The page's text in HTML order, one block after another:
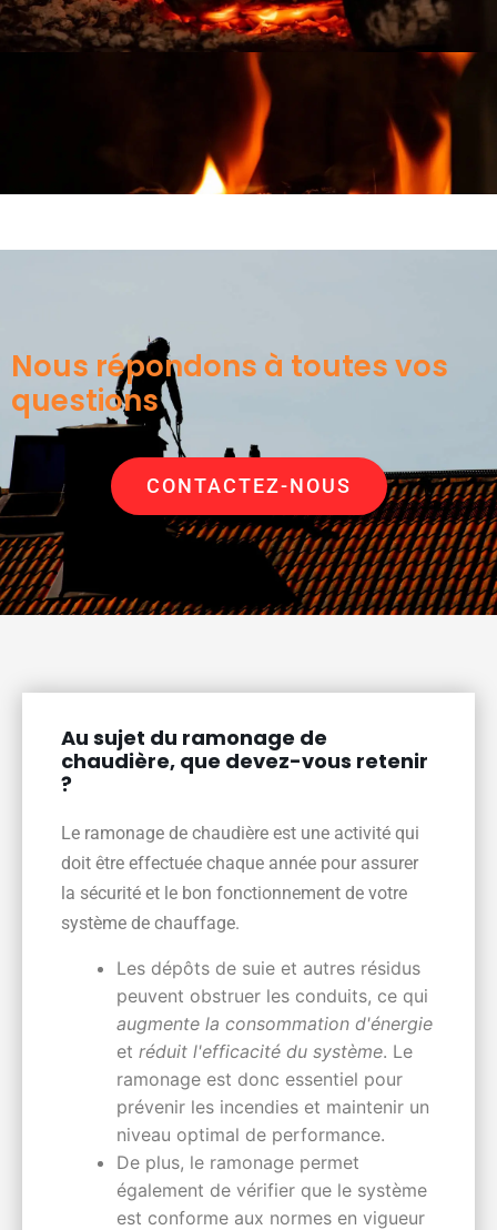
Nous répondons à toutes vos
questions
CONTACTEZ-NOUS
Au sujet du ramonage de
chaudière, que devez-vous retenir
?
Le ramonage de chaudière est une activité qui
doit être effectuée chaque année pour assurer
la sécurité et le bon fonctionnement de votre
système de chauffage.
Les dépôts de suie et autres résidus
peuvent obstruer les conduits, ce qui
augmente la consommation d'énergie
et réduit l'efficacité du système. Le
ramonage est donc essentiel pour
prévenir les incendies et maintenir un
niveau optimal de performance.
De plus, le ramonage permet
également de vérifier que le système
est conforme aux normes en vigueur